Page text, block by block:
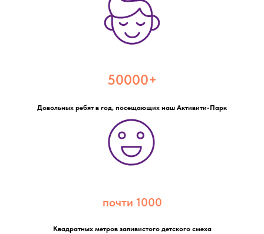
50000+
Довольных ребят в год, посещающих наш Активити-Парк
почти 1000
Квадратных метров заливистого детского смеха